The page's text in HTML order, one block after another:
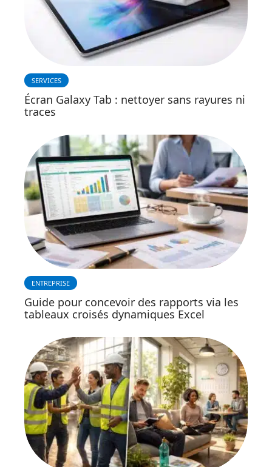
SERVICES
Écran Galaxy Tab : nettoyer sans rayures ni
traces
ENTREPRISE
Guide pour concevoir des rapports via les
tableaux croisés dynamiques Excel